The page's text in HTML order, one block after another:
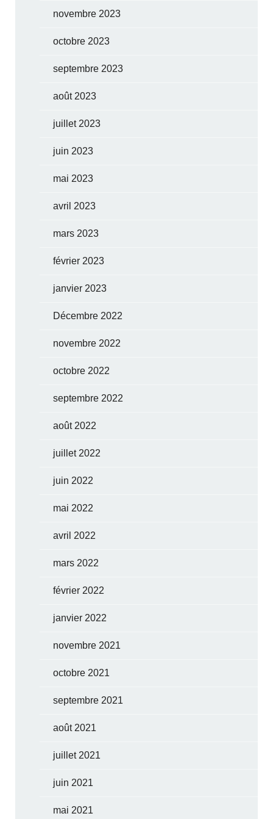
novembre 2023
octobre 2023
septembre 2023
août 2023
juillet 2023
juin 2023
mai 2023
avril 2023
mars 2023
février 2023
janvier 2023
Décembre 2022
novembre 2022
octobre 2022
septembre 2022
août 2022
juillet 2022
juin 2022
mai 2022
avril 2022
mars 2022
février 2022
janvier 2022
novembre 2021
octobre 2021
septembre 2021
août 2021
juillet 2021
juin 2021
mai 2021